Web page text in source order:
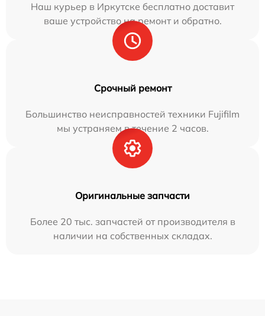
Наш курьер в Иркутске бесплатно доставит
ваше устройство на ремонт и обратно.
Срочный ремонт
Большинство неисправностей техники Fujifilm
мы устраняем в течение 2 часов.
Оригинальные запчасти
Более 20 тыс. запчастей от производителя в
наличии на собственных складах.